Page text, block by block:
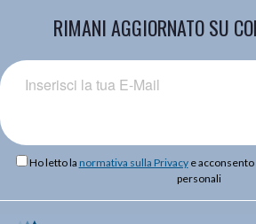
RIMANI AGGIORNATO SU
Ho letto la normativa sulla Privacye acconsento
personali